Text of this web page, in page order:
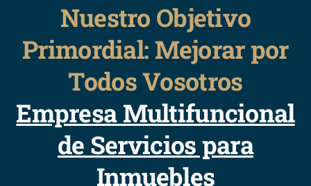
Nuestro Objetivo
Primordial: Mejorar por
Todos Vosotros
Empresa Multifuncional
de Servicios para
Inmuebles